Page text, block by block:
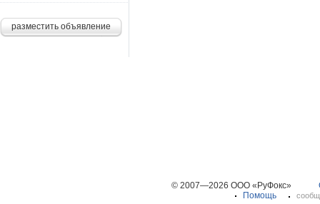
разместить объявление
© 2007—2026 ООО «РуФокс»
Помощь